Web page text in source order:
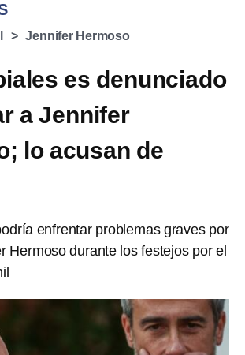
Jennifer Hermoso
es denunciado
a Jennifer
lo acusan de
enfrentar problemas graves por
Hermoso durante los festejos por el